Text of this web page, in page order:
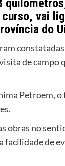
vai
do
de campo
Petroem,
obras no
facilidade de